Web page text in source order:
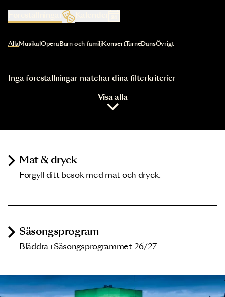
Kalender
Val av kategori uppdaterar innehållet automatiskt
AllaMusikal OperaBarn och familjKonsertTurnéDansÖvrigt
Inga föreställningar matchar dina filterkriterier
Visa alla
Mat & dryck
Förgyll ditt besök med mat och dryck.
Säsongsprogram
Bläddra i Säsongsprogrammet 26/27